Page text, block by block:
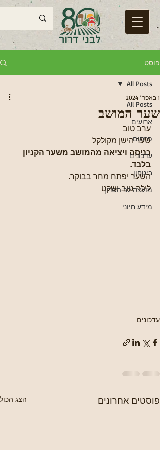
פוסט
All Posts
ארועים
פרסום
עדכונים
ביטחון
מועצה לב השרון
מידע חיוני
All Posts
שער המושב
1 באפר׳ 2024
ערב טוב
שער הישן מקולקל
כניסה ויציאה מהמושב משער הקניון
בלבד.
השער יפתח מחר בבוקר.
לילה טוב ושקט
עדכונים
פוסטים אחרונים הצג הכול